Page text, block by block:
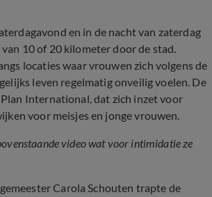
en in de nacht van zaterdag
10 of 20 kilometer door de stad.
locaties waar vrouwen zich volgens de
leven regelmatig onveilig voelen. De
International, dat zich inzet voor
voor meisjes en jonge vrouwen.
video wat voor intimidatie ze
Carola Schouten trapte de